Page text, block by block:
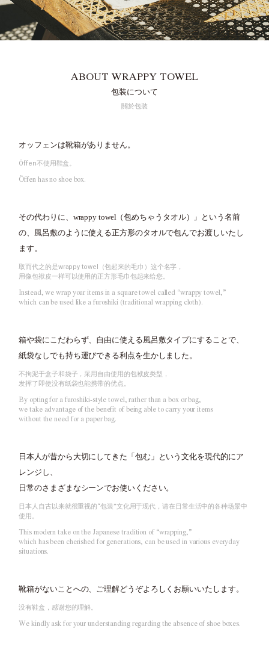
ABOUT WRAPPY TOWEL
包装について
關於包裝
オッフェンは靴箱がありません。
Öffen不使用鞋盒。
Öffen has no shoe box.
その代わりに、wrappy towel（包めちゃうタオル）」という名前
の、 風呂敷のように使える正方形のタオルで包んでお渡しいたし
ます。
取而代之的是wrappy towel（包起来的毛巾）这个名字，
用像包袱皮一样可以使用的正方形毛巾包起来给您。
Instead, we wrap your items in a square towel called “wrappy towel,”
which can be used like a furoshiki (traditional wrapping cloth).
箱や袋にこだわらず、自由に使える風呂敷タイプにすることで、
紙袋なしでも持ち運びできる利点を生かしました。
不拘泥于盒子和袋子，采用自由使用的包袱皮类型，
发挥了即使没有纸袋也能携带的优点。
By opting for a furoshiki-style towel, rather than a box or bag,
we take advantage of the benefit of being able to carry your items
without the need for a paper bag.
日本人が昔から大切にしてきた「包む」という文化を現代的にア
レンジし、
日常のさまざまなシーンでお使いください。
日本人自古以来就很重视的“包装”文化用于现代，请在日常生活中的各种场景中
使用。
This modern take on the Japanese tradition of “wrapping,”
which has been cherished for generations, can be used in various everyday
situations.
靴箱がないことへの、ご理解どうぞよろしくお願いいたします。
没有鞋盒，感谢您的理解。
We kindly ask for your understanding regarding the absence of shoe boxes.